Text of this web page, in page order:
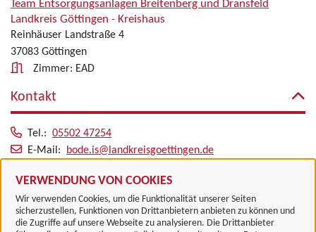
VERWENDUNG VON COOKIES
Wir verwenden Cookies, um die Funktionalität unserer Seiten
sicherzustellen, Funktionen von Drittanbietern anbieten zu können und
die Zugriffe auf unsere Webseite zu analysieren. Die Drittanbieter
Team Entsorgungsanlagen Breitenberg und Dransfeld
Landkreis Göttingen - Kreishaus
Reinhäuser Landstraße 4
37083 Göttingen
Zimmer: EAD
Kontakt
Tel.: 05502 47254
E-Mail:
bode.is@landkreisgoettingen.de
Alle zugeordneten Einrichtungen